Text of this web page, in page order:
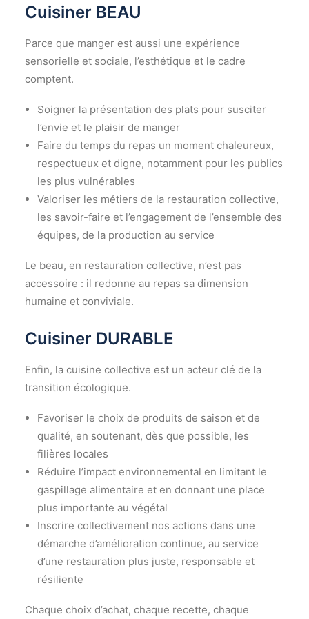
Cuisiner BEAU
Parce que manger est aussi une expérience
sensorielle et sociale, l’esthétique et le cadre
comptent.
Soigner la présentation des plats pour susciter
l’envie et le plaisir de manger
Faire du temps du repas un moment chaleureux,
respectueux et digne, notamment pour les publics
les plus vulnérables
Valoriser les métiers de la restauration collective,
les savoir-faire et l’engagement de l’ensemble des
équipes, de la production au service
Le beau, en restauration collective, n’est pas
accessoire : il redonne au repas sa dimension
humaine et conviviale.
Cuisiner DURABLE
Enfin, la cuisine collective est un acteur clé de la
transition écologique.
Favoriser le choix de produits de saison et de
qualité, en soutenant, dès que possible, les
filières locales
Réduire l’impact environnemental en limitant le
gaspillage alimentaire et en donnant une place
plus importante au végétal
Inscrire collectivement nos actions dans une
démarche d’amélioration continue, au service
d’une restauration plus juste, responsable et
résiliente
Chaque choix d’achat, chaque recette, chaque